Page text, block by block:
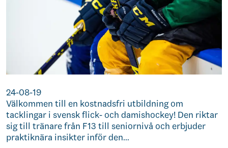
24-08-19
Välkommen till en kostnadsfri utbildning om
tacklingar i svensk flick- och damishockey! Den riktar
sig till tränare från F13 till seniornivå och erbjuder
praktiknära insikter inför den…